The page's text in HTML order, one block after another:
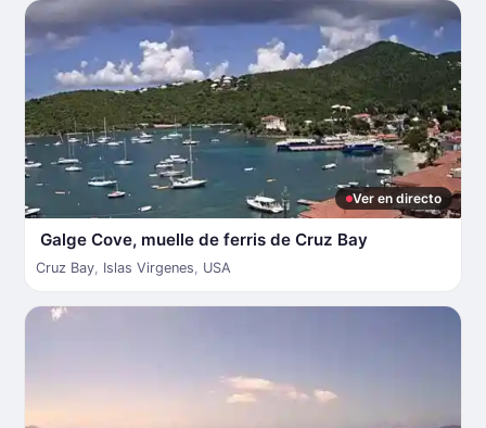
Ver en directo
Galge Cove, muelle de ferris de Cruz Bay
Cruz Bay, Islas Virgenes, USA